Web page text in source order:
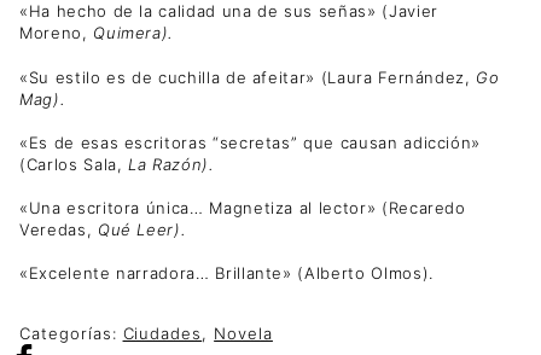
«Ha hecho de la calidad una de sus señas» (Javier
Moreno, Quimera).
«Su estilo es de cuchilla de afeitar» (Laura Fernández, Go
Mag).
«Es de esas escritoras “secretas” que causan adicción»
(Carlos Sala, La Razón).
«Una escritora única… Magnetiza al lector» (Recaredo
Veredas, Qué Leer).
«Excelente narradora… Brillante» (Alberto Olmos).
Categorías: Ciudades, Novela